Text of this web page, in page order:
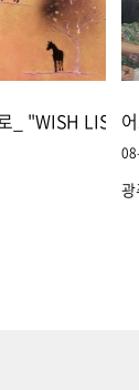
_ "WISH LIST"